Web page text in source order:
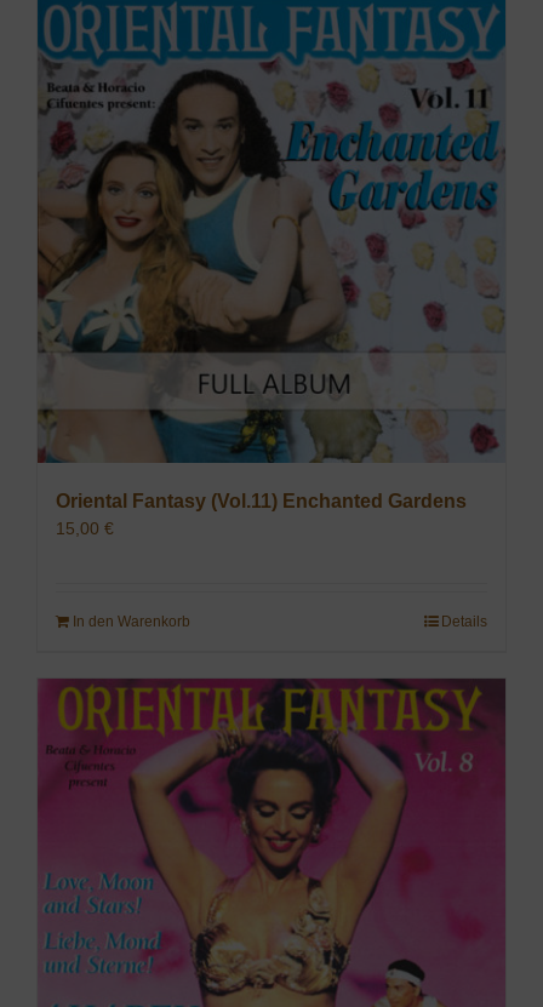
Oriental Fantasy (Vol.11) Enchanted Gardens
15,00 €
In den Warenkorb Details